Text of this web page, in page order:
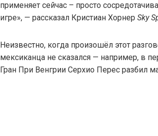
применяет сейчас – просто
игре», — рассказал Кристиан Хорнер Sky
Неизвестно, когда произошёл этот
мексиканца не сказался — например, в
Гран При Венгрии Серхио Перес разбил